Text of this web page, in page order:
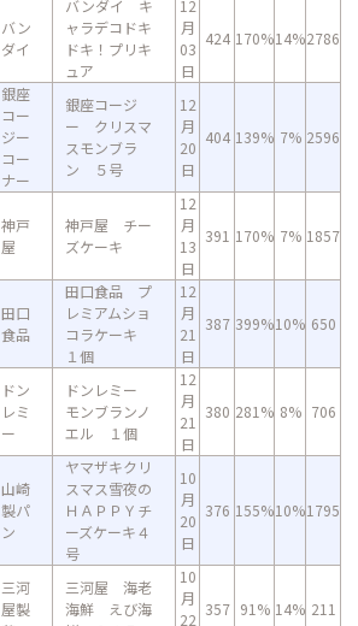
バン
ダイ
バンダイ キ
ャラデコドキ
ドキ！プリキ
ュア
12
月
03
日
424 170%14%2786
銀座
コー
ジー
コー
ナー
銀座コージ
ー クリスマ
スモンブラ
ン ５号
12
月
20
日
404 139% 7% 2596
神戸
屋
神戸屋 チー
ズケーキ
12
月
13
日
391 170% 7% 1857
田口
食品
田口食品 プ
レミアムショ
コラケーキ
１個
12
月
21
日
387 399%10% 650
ドン
レミ
ー
ドンレミー
モンブランノ
エル １個
12
月
21
日
380 281% 8% 706
山崎
製パ
ン
ヤマザキクリ
スマス雪夜の
ＨＡＰＰＹチ
ーズケーキ４
号
10
月
20
日
376 155%10%1795
三河
屋製
三河屋 海老
海鮮 えび海
10
月
22
357 91% 14% 211